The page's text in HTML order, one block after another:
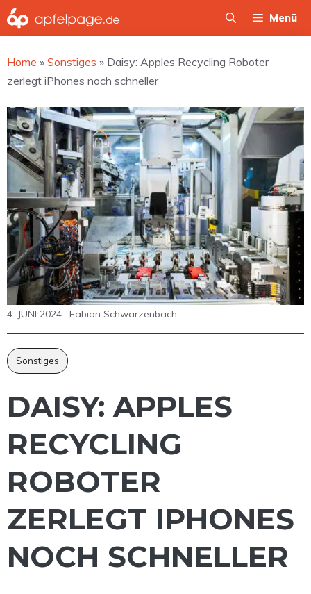
Zum
Inhalt
Menü
Home » Sonstiges » Daisy: Apples Recycling Roboter
zerlegt iPhones noch schneller
4. JUNI 2024 Fabian Schwarzenbach
Sonstiges
DAISY: APPLES
RECYCLING
ROBOTER
ZERLEGT IPHONES
NOCH SCHNELLER